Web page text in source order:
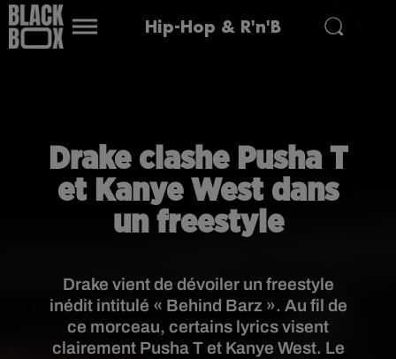
Hip-Hop & R'n'B
Drake clashe Pusha T
et Kanye West dans
un freestyle
Drake vient de dévoiler un freestyle
inédit intitulé « Behind Barz ». Au fil de
ce morceau, certains lyrics visent
clairement Pusha T et Kanye West. Le